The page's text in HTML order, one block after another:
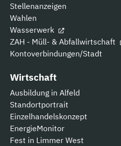
Stellenanzeigen
Wahlen
Wasserwerk
ZAH - Müll- & Abfallwirtschaft
Kontoverbindungen/Stadt
Wirtschaft
Ausbildung in Alfeld
Standortportrait
Einzelhandelskonzept
EnergieMonitor
Fest in Limmer West